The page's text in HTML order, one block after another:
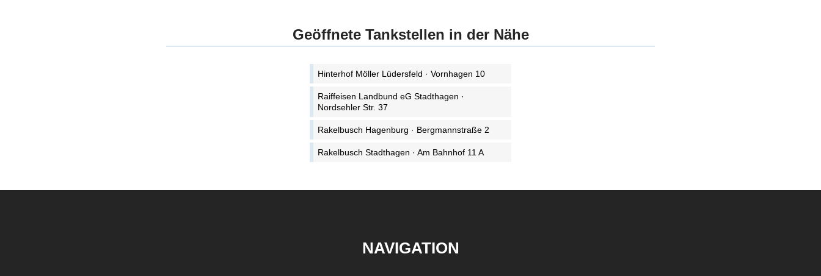
Geöffnete Tankstellen in der Nähe
Hinterhof Möller Lüdersfeld · Vornhagen 10
Raiffeisen Landbund eG Stadthagen ·
Nordsehler Str. 37
Rakelbusch Hagenburg · Bergmannstraße 2
Rakelbusch Stadthagen · Am Bahnhof 11 A
NAVIGATION